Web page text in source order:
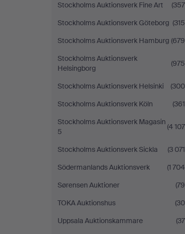
Stockholms Auktionsverk Fine Art
Stockholms Auktionsverk Göteborg
Stockholms Auktionsverk Hamburg
Stockholms Auktionsverk
Helsingborg
Stockholms Auktionsverk Helsinki
Stockholms Auktionsverk Köln
Stockholms Auktionsverk Magasin
5
(4
Stockholms Auktionsverk Sickla
(3
Södermanlands Auktionsverk
(1
Sørensen Auktioner
TOKA Auktionshus
Uppsala Auktionskammare